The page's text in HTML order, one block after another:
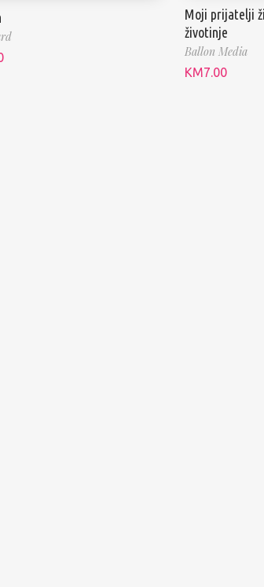
Moji prijatelji
životinje
Ballon Media
KM7.00